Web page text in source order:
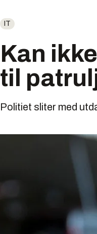
IT
Kan
til
Politiet sliter med